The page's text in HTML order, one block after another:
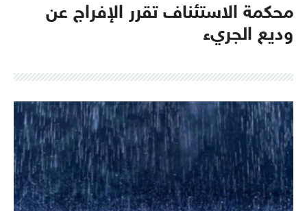
محكمة الاستئناف تقرر الإفراج عن
وديع الجريء